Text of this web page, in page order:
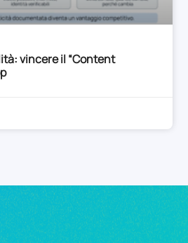
vincere il “Content